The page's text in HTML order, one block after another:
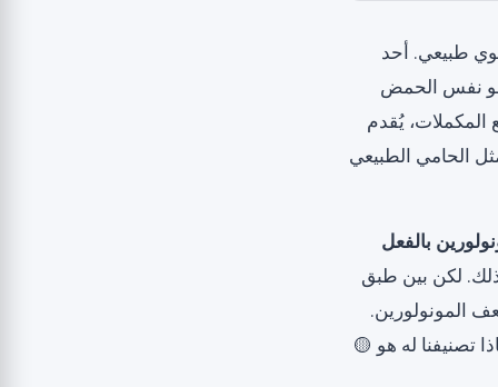
طبيعي. أحد
نفس الحمض
المكملات، يُقدم
الحامي الطبيعي
بالفعل
لكن بين طبق
المونولورين.
تصنيفنا له هو 🟡